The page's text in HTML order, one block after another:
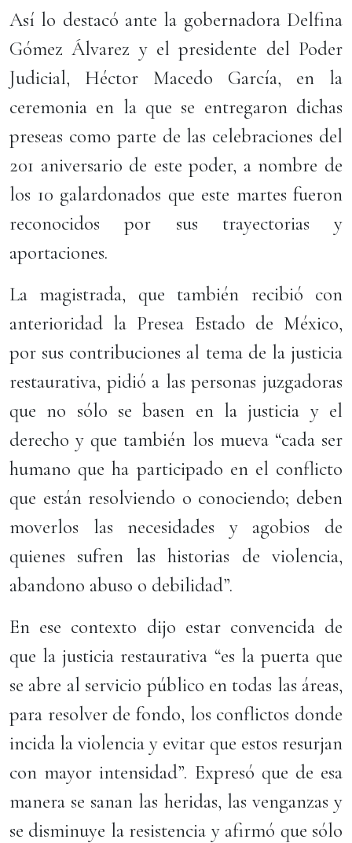
Así lo destacó ante la gobernadora Delfina
Gómez Álvarez y el presidente del Poder
Judicial, Héctor Macedo García, en la
ceremonia en la que se entregaron dichas
preseas como parte de las celebraciones del
201 aniversario de este poder, a nombre de
los 10 galardonados que este martes fueron
reconocidos por sus trayectorias y
aportaciones.
La magistrada, que también recibió con
anterioridad la Presea Estado de México,
por sus contribuciones al tema de la justicia
restaurativa, pidió a las personas juzgadoras
que no sólo se basen en la justicia y el
derecho y que también los mueva “cada ser
humano que ha participado en el conflicto
que están resolviendo o conociendo; deben
moverlos las necesidades y agobios de
quienes sufren las historias de violencia,
abandono abuso o debilidad”.
En ese contexto dijo estar convencida de
que la justicia restaurativa “es la puerta que
se abre al servicio público en todas las áreas,
para resolver de fondo, los conflictos donde
incida la violencia y evitar que estos resurjan
con mayor intensidad”. Expresó que de esa
manera se sanan las heridas, las venganzas y
se disminuye la resistencia y afirmó que sólo